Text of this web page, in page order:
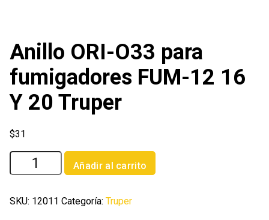
Anillo ORI-O33 para
fumigadores FUM-12 16
Y 20 Truper
$31
Anillo
ORI-
para
Añadir al carrito
SKU: 12011 Categoría: Truper